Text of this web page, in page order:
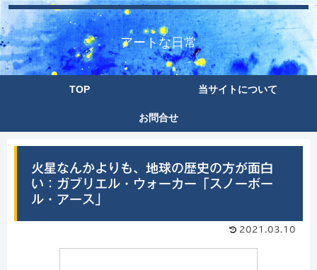
アートな日常
TOP 当サイトについて
お問合せ
火星なんかよりも、地球の歴史の方が面白
い：ガブリエル・ウォーカー「スノーボー
ル・アース」
2021.03.10